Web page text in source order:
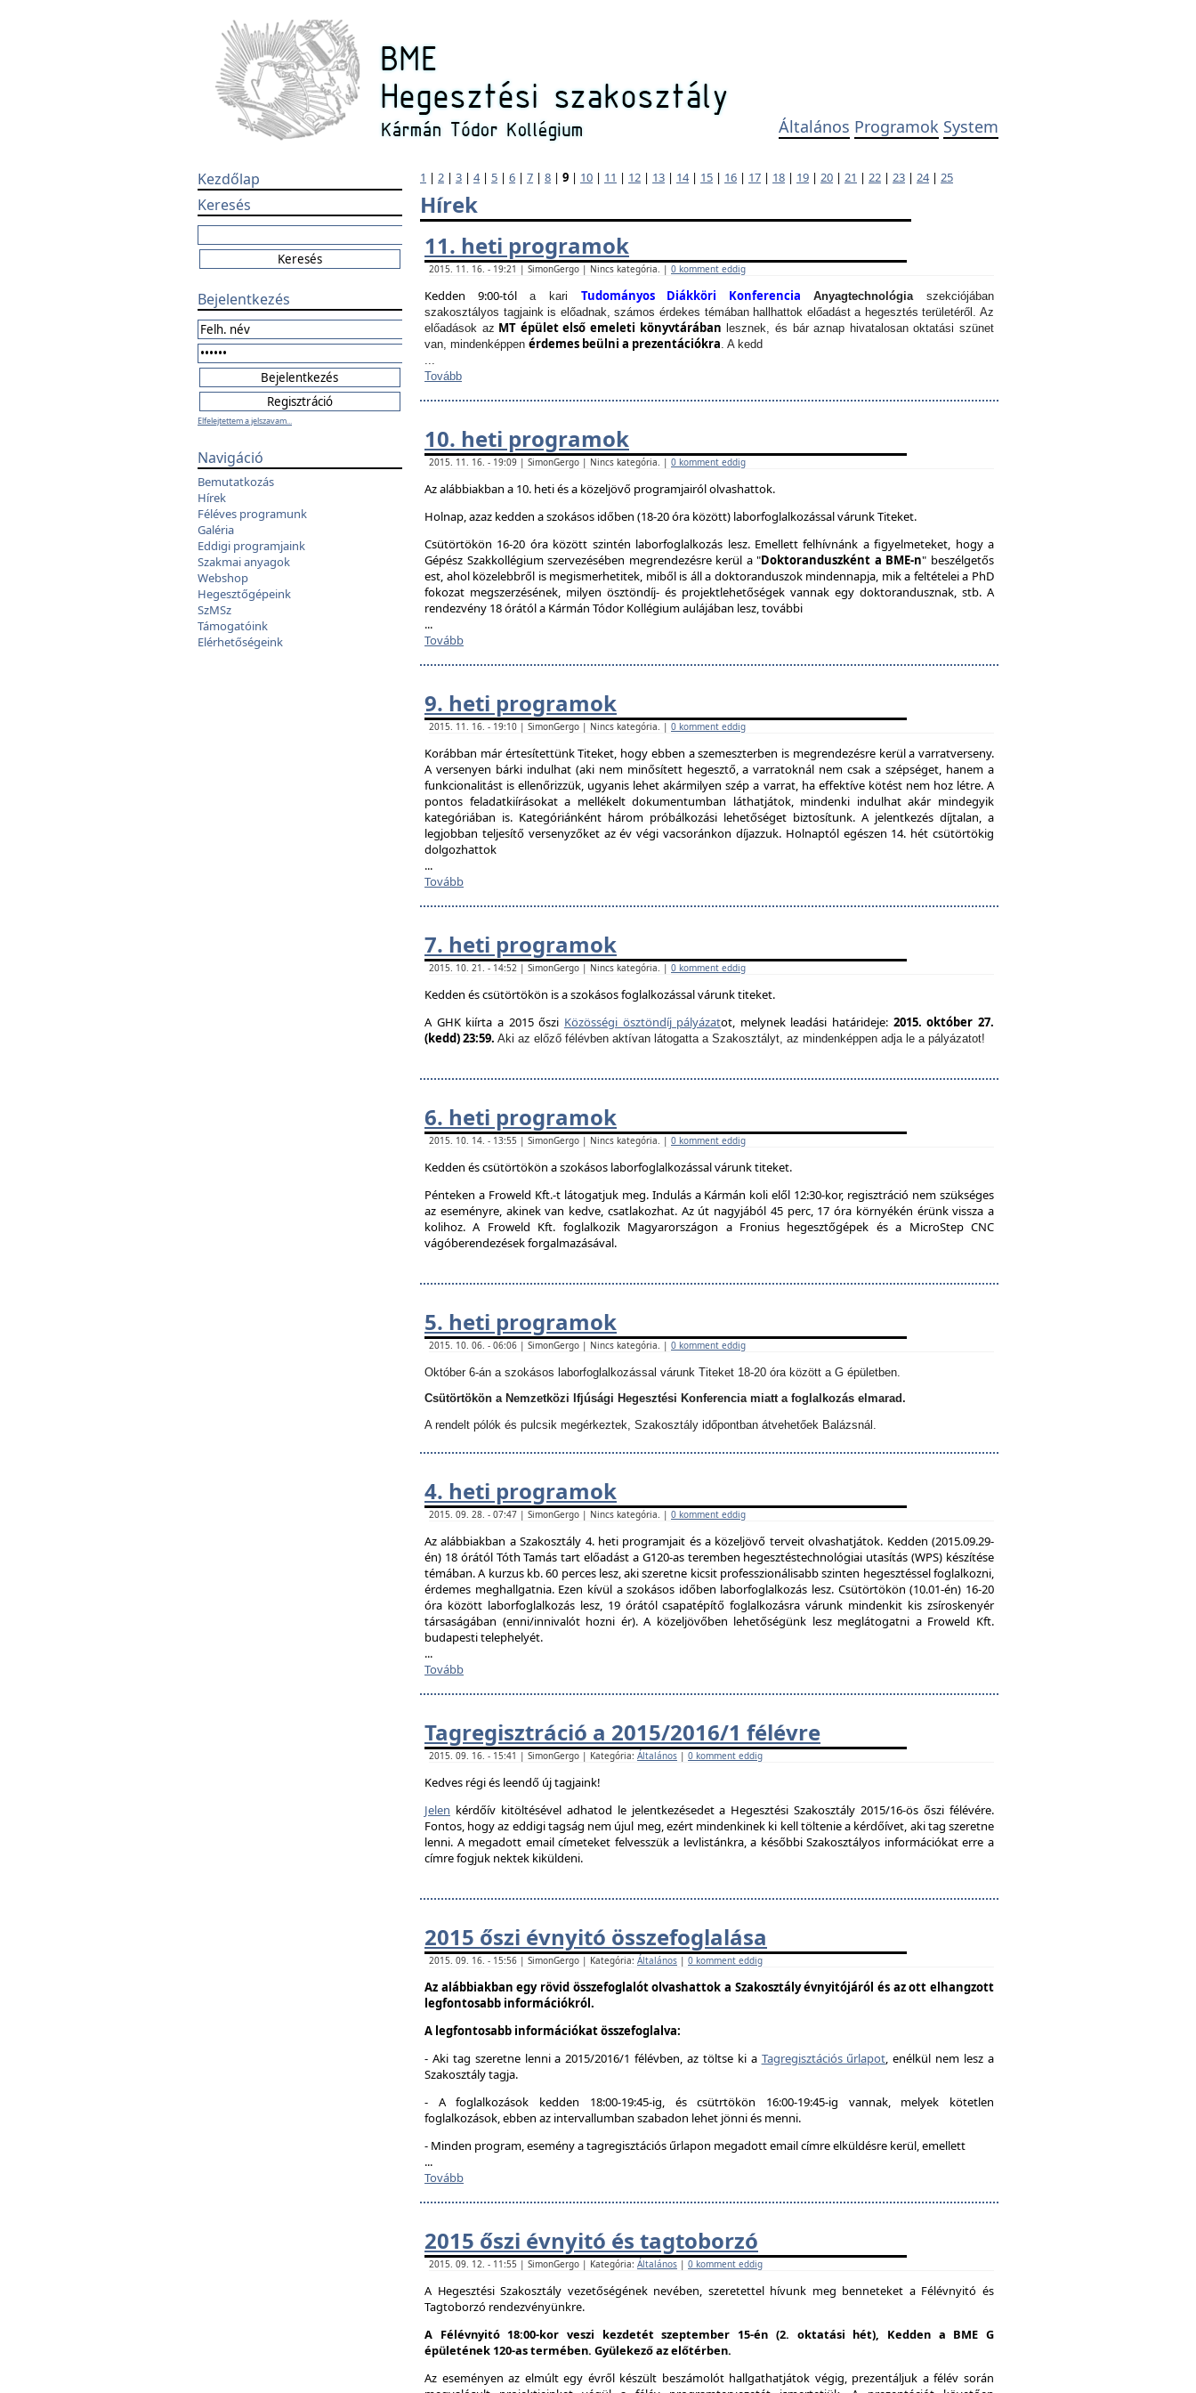
Általános Programok System
Kezdőlap
Keresés
Bejelentkezés
Elfelejtettem a jelszavam...
Navigáció
Bemutatkozás
Hírek
Féléves programunk
Galéria
Eddigi programjaink
Szakmai anyagok
Webshop
Hegesztőgépeink
SzMSz
Támogatóink
Elérhetőségeink
1 | 2 | 3 | 4| 5 | 6 | 7 | 8 | 9 | 10 | 11 | 12 | 13 | 14| 15 | 16 | 17 | 18 | 19 | 20 | 21 | 22 | 23 | 24| 25
Hírek
11. heti programok
2015. 11. 16. - 19:21 | SimonGergo | Nincs kategória. | 0 komment eddig
Kedden 9:00-tól a kari Tudományos Diákköri Konferencia Anyagtechnológiaszekciójában
szakosztályos tagjaink is előadnak, számos érdekes témában hallhattok előadást a hegesztés területéről. Az
előadások az MT épület első emeleti könyvtárában lesznek, és bár aznap hivatalosan oktatási szünet
van, mindenképpen érdemes beülni a prezentációkra. A kedd
...
Tovább
10. heti programok
2015. 11. 16. - 19:09 | SimonGergo | Nincs kategória. | 0 komment eddig
Az alábbiakban a 10. heti és a közeljövő programjairól olvashattok.
Holnap, azaz kedden a szokásos időben (18-20 óra között) laborfoglalkozással várunk Titeket.
Csütörtökön 16-20 óra között szintén laborfoglalkozás lesz. Emellett felhívnánk a figyelmeteket, hogy a
Gépész Szakkollégium szervezésében megrendezésre kerül a "Doktoranduszként a BME-n" beszélgetős
est, ahol közelebbről is megismerhetitek, miből is áll a doktoranduszok mindennapja, mik a feltételei a PhD
fokozat megszerzésének, milyen ösztöndíj- és projektlehetőségek vannak egy doktorandusznak, stb. A
rendezvény 18 órától a Kármán Tódor Kollégium aulájában lesz, további
...
Tovább
9. heti programok
2015. 11. 16. - 19:10 | SimonGergo | Nincs kategória. | 0 komment eddig
Korábban már értesítettünk Titeket, hogy ebben a szemeszterben is megrendezésre kerül a varratverseny.
A versenyen bárki indulhat (aki nem minősített hegesztő, a varratoknál nem csak a szépséget, hanem a
funkcionalitást is ellenőrizzük, ugyanis lehet akármilyen szép a varrat, ha effektíve kötést nem hoz létre. A
pontos feladatkiírásokat a mellékelt dokumentumban láthatjátok, mindenki indulhat akár mindegyik
kategóriában is. Kategóriánként három próbálkozási lehetőséget biztosítunk. A jelentkezés díjtalan, a
legjobban teljesítő versenyzőket az év végi vacsoránkon díjazzuk. Holnaptól egészen 14. hét csütörtökig
dolgozhattok
...
Tovább
7. heti programok
2015. 10. 21. - 14:52 | SimonGergo | Nincs kategória. | 0 komment eddig
Kedden és csütörtökön is a szokásos foglalkozással várunk titeket.
A GHK kiírta a 2015 őszi Közösségi ösztöndíj pályázatot, melynek leadási határideje: 2015. október 27.
(kedd) 23:59. Aki az előző félévben aktívan látogatta a Szakosztályt, az mindenképpen adja le a pályázatot!
6. heti programok
2015. 10. 14. - 13:55 | SimonGergo | Nincs kategória. | 0 komment eddig
Kedden és csütörtökön a szokásos laborfoglalkozással várunk titeket.
Pénteken a Froweld Kft.-t látogatjuk meg. Indulás a Kármán koli elől 12:30-kor, regisztráció nem szükséges
az eseményre, akinek van kedve, csatlakozhat. Az út nagyjából 45 perc, 17 óra környékén érünk vissza a
kolihoz. A Froweld Kft. foglalkozik Magyarországon a Fronius hegesztőgépek és a MicroStep CNC
vágóberendezések forgalmazásával.
5. heti programok
2015. 10. 06. - 06:06 | SimonGergo | Nincs kategória. | 0 komment eddig
Október 6-án a szokásos laborfoglalkozással várunk Titeket 18-20 óra között a G épületben.
Csütörtökön a Nemzetközi Ifjúsági Hegesztési Konferencia miatt a foglalkozás elmarad.
A rendelt pólók és pulcsik megérkeztek, Szakosztály időpontban átvehetőek Balázsnál.
4. heti programok
2015. 09. 28. - 07:47 | SimonGergo | Nincs kategória. | 0 komment eddig
Az alábbiakban a Szakosztály 4. heti programjait és a közeljövő terveit olvashatjátok. Kedden (2015.09.29-
én) 18 órától Tóth Tamás tart előadást a G120-as teremben hegesztéstechnológiai utasítás (WPS) készítése
témában. A kurzus kb. 60 perces lesz, aki szeretne kicsit professzionálisabb szinten hegesztéssel foglalkozni,
érdemes meghallgatnia. Ezen kívül a szokásos időben laborfoglalkozás lesz. Csütörtökön (10.01-én) 16-20
óra között laborfoglalkozás lesz, 19 órától csapatépítő foglalkozásra várunk mindenkit kis zsíroskenyér
társaságában (enni/innivalót hozni ér). A közeljövőben lehetőségünk lesz meglátogatni a Froweld Kft.
budapesti telephelyét.
...
Tovább
Tagregisztráció a 2015/2016/1 félévre
2015. 09. 16. - 15:41 | SimonGergo | Kategória: Általános | 0 komment eddig
Kedves régi és leendő új tagjaink!
Jelen kérdőív kitöltésével adhatod le jelentkezésedet a Hegesztési Szakosztály 2015/16-ös őszi félévére.
Fontos, hogy az eddigi tagság nem újul meg, ezért mindenkinek ki kell töltenie a kérdőívet, aki tag szeretne
lenni. A megadott email címeteket felvesszük a levlistánkra, a későbbi Szakosztályos információkat erre a
címre fogjuk nektek kiküldeni.
2015 őszi évnyitó összefoglalása
2015. 09. 16. - 15:56 | SimonGergo | Kategória: Általános | 0 komment eddig
Az alábbiakban egy rövid összefoglalót olvashattok a Szakosztály évnyitójáról és az ott elhangzott
legfontosabb információkról.
A legfontosabb információkat összefoglalva:
- Aki tag szeretne lenni a 2015/2016/1 félévben, az töltse ki a Tagregisztációs űrlapot, enélkül nem lesz a
Szakosztály tagja.
- A foglalkozások kedden 18:00-19:45-ig, és csütrtökön 16:00-19:45-ig vannak, melyek kötetlen
foglalkozások, ebben az intervallumban szabadon lehet jönni és menni.
- Minden program, esemény a tagregisztációs űrlapon megadott email címre elküldésre kerül, emellett
...
Tovább
2015 őszi évnyitó és tagtoborzó
2015. 09. 12. - 11:55 | SimonGergo | Kategória: Általános | 0 komment eddig
A Hegesztési Szakosztály vezetőségének nevében, szeretettel hívunk meg benneteket a Félévnyitó és
Tagtoborzó rendezvényünkre.
A Félévnyitó 18:00-kor veszi kezdetét szeptember 15-én (2. oktatási hét), Kedden a BME G
épületének 120-as termében. Gyülekező az előtérben.
Az eseményen az elmúlt egy évről készült beszámolót hallgathatjátok végig, prezentáljuk a félév során